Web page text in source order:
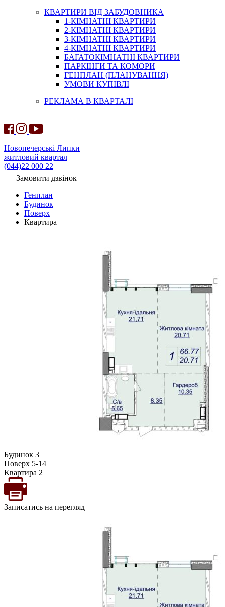
КВАРТИРИ ВІД ЗАБУДОВНИКА
1-КІМНАТНІ КВАРТИРИ
2-КІМНАТНІ КВАРТИРИ
3-КІМНАТНІ КВАРТИРИ
4-КІМНАТНІ КВАРТИРИ
БАГАТОКІМНАТНІ КВАРТИРИ
ПАРКІНГИ ТА КОМОРИ
ГЕНПЛАН (ПЛАНУВАННЯ)
УМОВИ КУПІВЛІ
РЕКЛАМА В КВАРТАЛІ
Новопечерські Липки
житловий квартал
(044)22 000 22
Замовити дзвінок
Генплан
Будинок
Поверх
Квартира
Будинок 3
Поверх 5-14
Квартира 2
Записатись на перегляд